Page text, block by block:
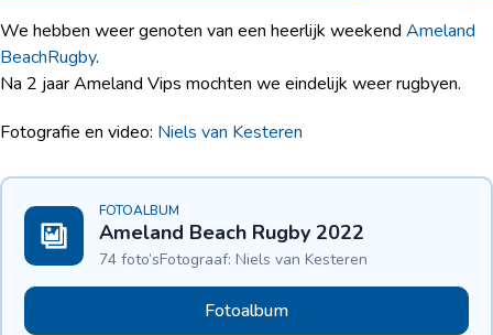
We hebben weer genoten van een heerlijk weekend Ameland
BeachRugby.
Na 2 jaar Ameland Vips mochten we eindelijk weer rugbyen.
Fotografie en video: Niels van Kesteren
FOTOALBUM
Ameland Beach Rugby 2022
74 foto’sFotograaf: Niels van Kesteren
Fotoalbum